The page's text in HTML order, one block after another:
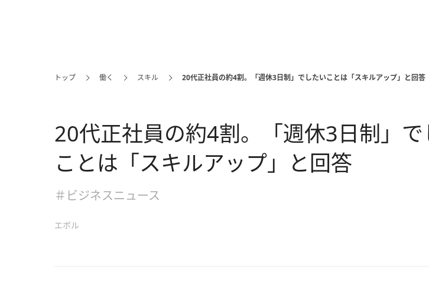
トップ 働く スキル 20代正社員の約4割。「週休3日制」でしたいことは「スキルアップ」と回答
20代正社員の約4割。「週休3日制」で
ことは「スキルアップ」と回答
＃ビジネスニュース
エボル